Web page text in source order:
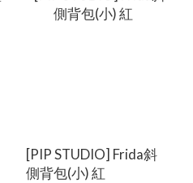
[PIP STUDIO] Frida斜
側背包(小) 紅